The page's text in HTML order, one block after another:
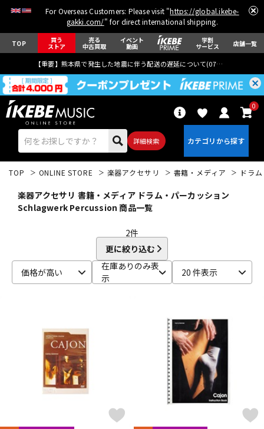
For Overseas Customers: Please visit "https://global.ikebe-
gakki.com/" for direct international shipping.
TOP 買う
ストア
売る
中古買取
イベント
動画
学割
サービス 店舗一覧
【重要】熊本県で発生した地震に伴う配送の遅延について(07月29日
詳細検索
0
ベース ウクレレ
パーカッション
キーボード 電子ピアノ
TOP ONLINE STORE 楽器アクセサリ 書籍・メディア ドラ
楽器アクセサリ 書籍・メディア ドラム・パーカッション
Schlagwerk Percussion 商品一覧
2件
更に絞り込む
価格が高い
在庫ありのみ表
示
20 件表示